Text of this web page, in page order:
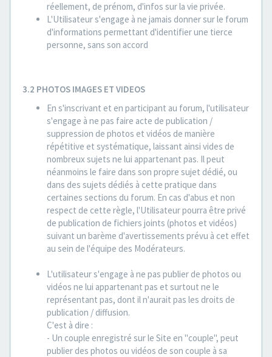
réellement, de prénom, d'infos sur la vie privée.
L'Utilisateur s'engage à ne jamais donner sur le forum
d'informations permettant d'identifier une tierce
personne, sans son accord
3.2 PHOTOS IMAGES ET VIDEOS
En s'inscrivant et en participant au forum, l'utilisateur
s'engage à ne pas faire acte de publication /
suppression de photos et vidéos de manière
répétitive et systématique, laissant ainsi vides de
nombreux sujets ne lui appartenant pas. Il peut
néanmoins le faire dans son propre sujet dédié, ou
dans des sujets dédiés à cette pratique dans
certaines sections du forum. En cas d'abus et non
respect de cette règle, l'Utilisateur pourra être privé
de publication de fichiers joints (photos et vidéos)
suivant un barème d'avertissements prévu à cet effet
au sein de l'équipe des Modérateurs.
L'utilisateur s'engage à ne pas publier de photos ou
vidéos ne lui appartenant pas et surtout ne le
représentant pas, dont il n'aurait pas les droits de
publication / diffusion.
C'est à dire :
- Un couple enregistré sur le Site en "couple", peut
publier des photos ou vidéos de son couple à sa